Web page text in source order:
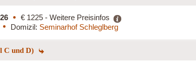
€ 1225 - Weitere Preisinfos
Domizil: Seminarhof Schleglberg
C und D)